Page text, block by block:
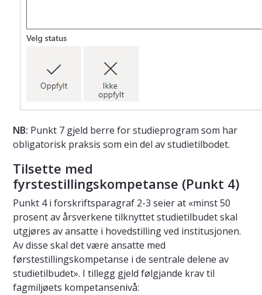
NB: Punkt 7 gjeld berre for studieprogram som har
obligatorisk praksis som ein del av studietilbodet.
Tilsette med
fyrstestillingskompetanse (Punkt 4)
Punkt 4 i forskriftsparagraf 2-3 seier at «minst 50
prosent av årsverkene tilknyttet studietilbudet skal
utgjøres av ansatte i hovedstilling ved institusjonen.
Av disse skal det være ansatte med
førstestillingskompetanse i de sentrale delene av
studietilbudet». I tillegg gjeld følgjande krav til
fagmiljøets kompetansenivå: